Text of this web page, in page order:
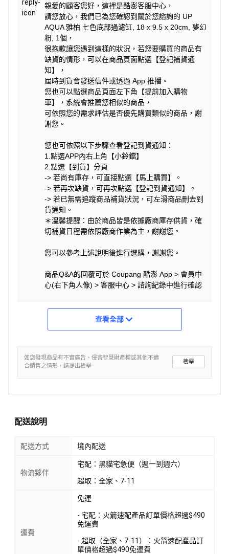
親愛的顧客您好，這裡是酷澎客服中心，
請您放心，我們已為您確認到關於您諮詢的 UP
AQUA 雅柏 七色底部過濾缸, 18 x 9.5 x 20cm, 夢幻
粉, 1個，
很抱歉讓您遇到這樣的狀況，若您要購買的商品有
缺貨的情形，可以在商品頁面點選【登記補貨通
知】，
屆時到貨會發送信件或透過 App 推播。
您也可以點選商品頁面左下角【提前加入購物
車】，系統會推薦您相似的商品，
可依照您的需求評估是否優先購買類似的商品，謝
謝您。
您也可依照以下步驟查看登記到貨通知：
1.點選APP內右上角【小鈴鐺】
2.點選【到貨】分頁
-> 若尚有庫存，可直接點選【馬上購買】。
-> 若再次缺貨，可再次點選【登記到貨通知】。
-> 若已無需追蹤商品補貨狀況，可左滑商品刪去到
貨通知。
＊溫馨提醒：由於商品皆是依據廠商庫存供貨，確
切補貨日程需依照廠商作業為主，謝謝您。
您可以參考上述說明後進行選購，謝謝您。
商品Q&A的回覆可於 Coupang 酷澎 App > 會員中
心(右下角人像) > 客服中心 > 諮詢紀錄中進行確認
查看全部
如您發現商品有不實廣告、侵害智慧財產權或其他不適
合銷售之情形，請提出檢舉
檢舉
配送說明
配送方式 境內配送
物流夥伴
宅配：黑貓宅急便（週一到週六）
超取：全家、7-11
運費
免運
- 宅配：火箭速配產品訂單價格超過$490
免運費
- 超取（全家、7-11）：火箭速配產品訂
單價格超過$490免運費